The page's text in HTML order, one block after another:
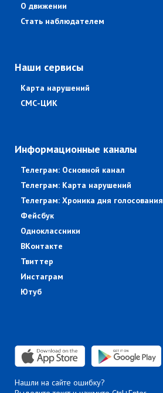
О движении
Стать наблюдателем
Наши сервисы
Карта нарушений
СМС-ЦИК
Информационные каналы
Телеграм: Основной канал
Телеграм: Карта нарушений
Телеграм: Хроника дня голосования
Фейсбук
Одноклассники
ВКонтакте
Твиттер
Инстаграм
Ютуб
Нашли на сайте ошибку?